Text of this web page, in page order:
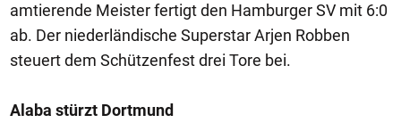
amtierende Meister fertigt den Hamburger SV mit 6:0
ab. Der niederländische Superstar Arjen Robben
steuert dem Schützenfest drei Tore bei.
Alaba stürzt Dortmund